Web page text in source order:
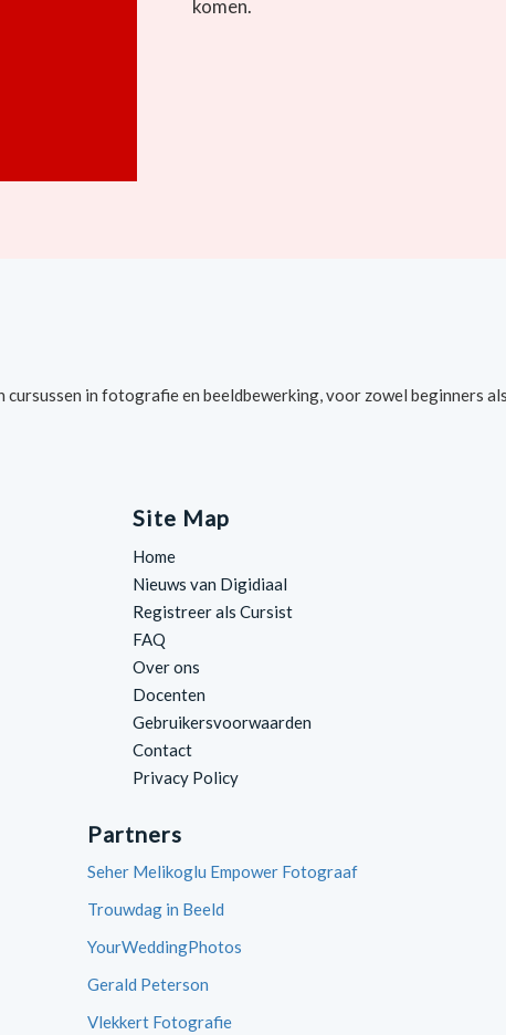
komen.
cursussen in fotografie en beeldbewerking, voor zowel beginners
Site Map
Home
Nieuws van Digidiaal
Registreer als Cursist
FAQ
Over ons
Docenten
Gebruikersvoorwaarden
Contact
Privacy Policy
Partners
Seher Melikoglu Empower Fotograaf
Trouwdag in Beeld
YourWeddingPhotos
Gerald Peterson
Vlekkert Fotografie